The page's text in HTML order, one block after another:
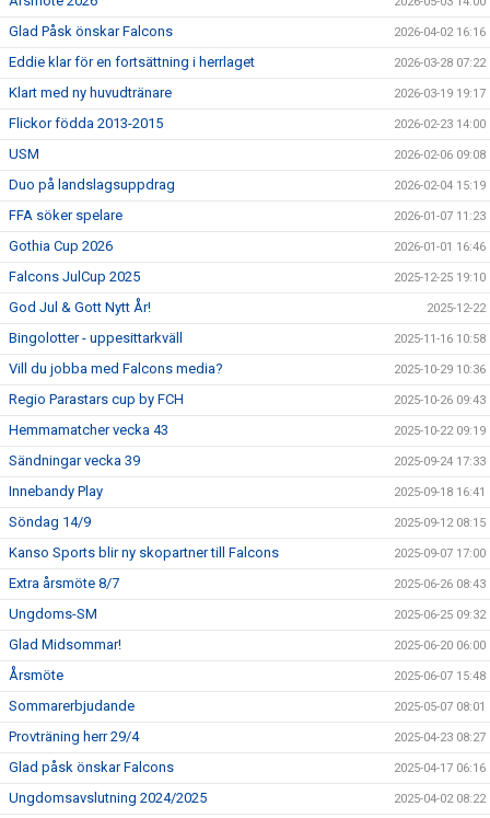
Glad Påsk önskar Falcons 2026-04-02 16:16
Eddie klar för en fortsättning i herrlaget 2026-03-28 07:22
Klart med ny huvudtränare 2026-03-19 19:17
Flickor födda 2013-2015 2026-02-23 14:00
USM 2026-02-06 09:08
Duo på landslagsuppdrag 2026-02-04 15:19
FFA söker spelare 2026-01-07 11:23
Gothia Cup 2026 2026-01-01 16:46
Falcons JulCup 2025 2025-12-25 19:10
God Jul & Gott Nytt År! 2025-12-22
Bingolotter - uppesittarkväll 2025-11-16 10:58
Vill du jobba med Falcons media? 2025-10-29 10:36
Regio Parastars cup by FCH 2025-10-26 09:43
Hemmamatcher vecka 43 2025-10-22 09:19
Sändningar vecka 39 2025-09-24 17:33
Innebandy Play 2025-09-18 16:41
Söndag 14/9 2025-09-12 08:15
Kanso Sports blir ny skopartner till Falcons 2025-09-07 17:00
Extra årsmöte 8/7 2025-06-26 08:43
Ungdoms-SM 2025-06-25 09:32
Glad Midsommar! 2025-06-20 06:00
Årsmöte 2025-06-07 15:48
Sommarerbjudande 2025-05-07 08:01
Provträning herr 29/4 2025-04-23 08:27
Glad påsk önskar Falcons 2025-04-17 06:16
Ungdomsavslutning 2024/2025 2025-04-02 08:22